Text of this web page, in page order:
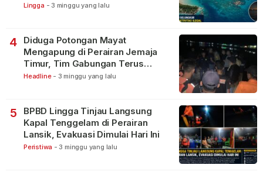
Lingga - 3 minggu yang lalu
4
Diduga Potongan Mayat
Mengapung di Perairan Jemaja
Timur, Tim Gabungan Terus
Lakukan Pencarian
Headline - 3 minggu yang lalu
5
BPBD Lingga Tinjau Langsung
Kapal Tenggelam di Perairan
Lansik, Evakuasi Dimulai Hari Ini
Peristiwa - 3 minggu yang lalu